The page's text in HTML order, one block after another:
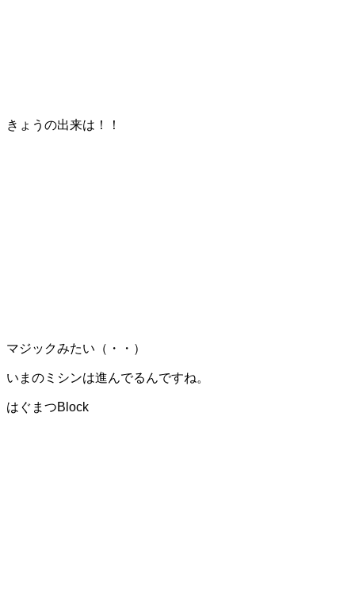
きょうの出来は！！
マジックみたい（・・）
いまのミシンは進んでるんですね。
はぐまつBlock